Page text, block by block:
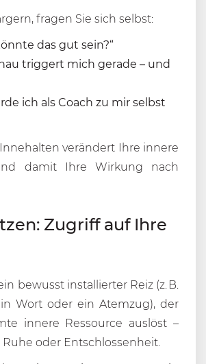
fragen Sie sich selbst:
das gut sein?“
triggert mich gerade – und
ich als Coach zu mir selbst
verändert Ihre innere
damit Ihre Wirkung nach
Zugriff auf Ihre
bewusst installierter Reiz (z. B.
Wort oder ein Atemzug), der
innere Ressource auslöst –
Ruhe oder Entschlossenheit.